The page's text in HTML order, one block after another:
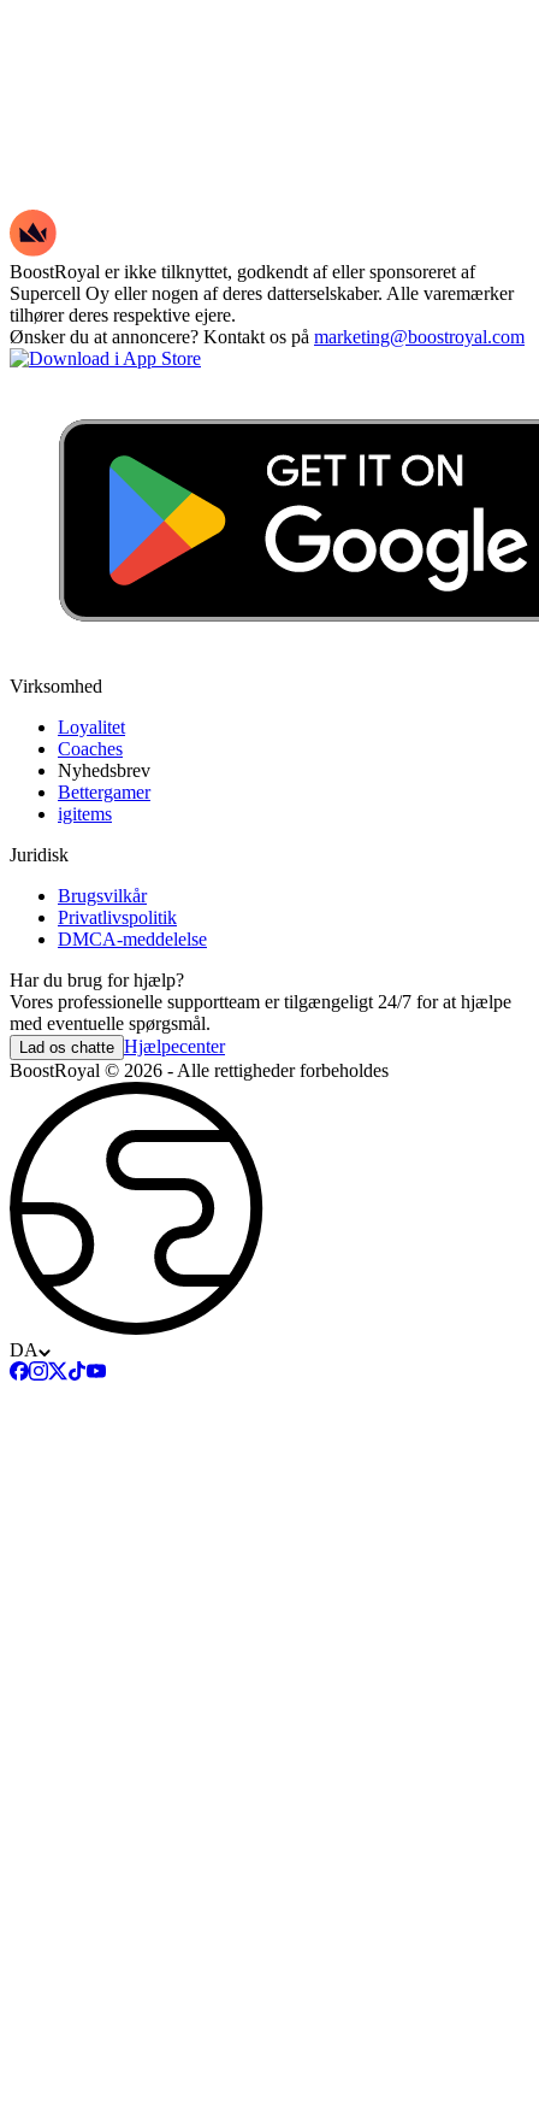
BoostRoyal er ikke tilknyttet, godkendt af eller sponsoreret af
Supercell Oy eller nogen af deres datterselskaber. Alle varemærker
tilhører deres respektive ejere.
Ønsker du at annoncere? Kontakt os på marketing@boostroyal.com
Virksomhed
Loyalitet
Coaches
Nyhedsbrev
Bettergamer
igitems
Juridisk
Brugsvilkår
Privatlivspolitik
DMCA-meddelelse
Har du brug for hjælp?
Vores professionelle supportteam er tilgængeligt 24/7 for at hjælpe
med eventuelle spørgsmål.
Lad os chatte Hjælpecenter
BoostRoyal © 2026 - Alle rettigheder forbeholdes
DA